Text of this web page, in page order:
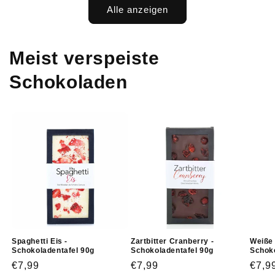
Alle anzeigen
Meist verspeiste
Schokoladen
Spaghetti Eis -
Schokoladentafel 90g
Normaler
€7,99
Zartbitter Cranberry -
Schokoladentafel 90g
Normaler
€7,99